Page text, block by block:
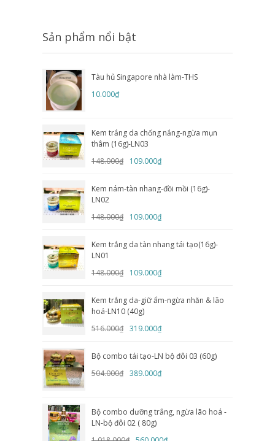
Sản phẩm nổi bật
Tàu hủ Singapore nhà làm-THS
10.000₫
Kem trắng da chống nắng-ngừa mụn
thâm (16g)-LN03
148.000₫
109.000₫
Kem nám-tàn nhang-đồi mồi (16g)-
LN02
148.000₫
109.000₫
Kem trắng da tàn nhang tái tạo(16g)-
LN01
148.000₫
109.000₫
Kem trắng da-giữ ẩm-ngừa nhăn & lão
hoá-LN10 (40g)
516.000₫ 319.000₫
Bộ combo tái tạo-LN bộ đôi 03 (60g)
504.000₫ 389.000₫
Bộ combo dưỡng trắng, ngừa lão hoá -
LN-bộ đôi 02 ( 80g)